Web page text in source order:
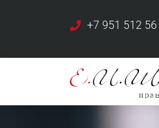
+7 951 512 56